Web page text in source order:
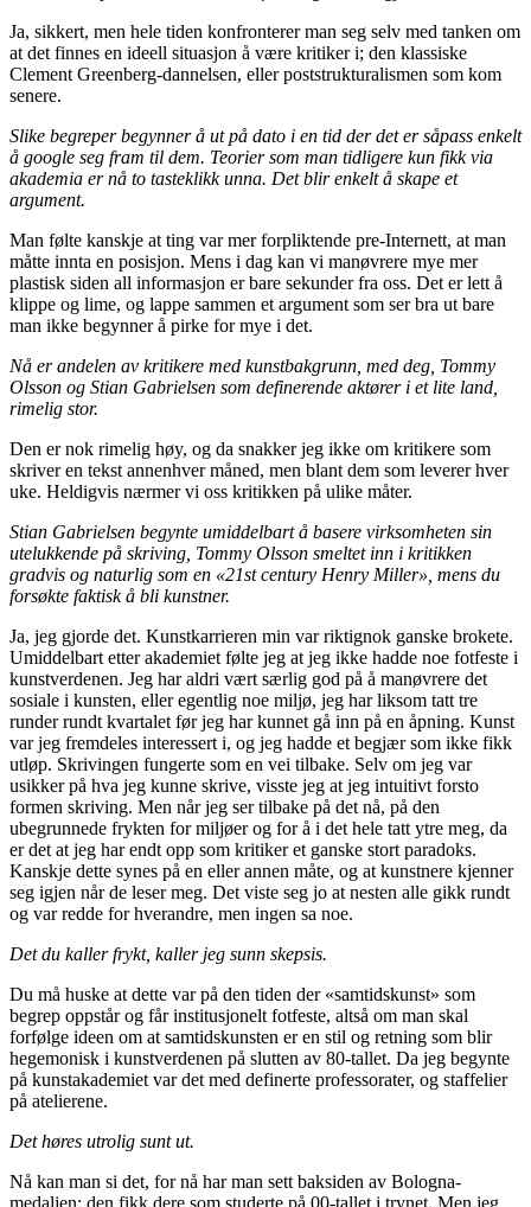
Ja, sikkert, men hele tiden konfronterer man seg selv med tanken om
at det finnes en ideell situasjon å være kritiker i; den klassiske
Clement Greenberg-dannelsen, eller poststrukturalismen som kom
senere.
Slike begreper begynner å ut på dato i en tid der det er såpass enkelt
å google seg fram til dem. Teorier som man tidligere kun fikk via
akademia er nå to tasteklikk unna. Det blir enkelt å skape et
argument.
Man følte kanskje at ting var mer forpliktende pre-Internett, at man
måtte innta en posisjon. Mens i dag kan vi manøvrere mye mer
plastisk siden all informasjon er bare sekunder fra oss. Det er lett å
klippe og lime, og lappe sammen et argument som ser bra ut bare
man ikke begynner å pirke for mye i det.
Nå er andelen av kritikere med kunstbakgrunn, med deg, Tommy
Olsson og Stian Gabrielsen som definerende aktører i et lite land,
rimelig stor.
Den er nok rimelig høy, og da snakker jeg ikke om kritikere som
skriver en tekst annenhver måned, men blant dem som leverer hver
uke. Heldigvis nærmer vi oss kritikken på ulike måter.
Stian Gabrielsen begynte umiddelbart å basere virksomheten sin
utelukkende på skriving, Tommy Olsson smeltet inn i kritikken
gradvis og naturlig som en «21st century Henry Miller», mens du
forsøkte faktisk å bli kunstner.
Ja, jeg gjorde det. Kunstkarrieren min var riktignok ganske brokete.
Umiddelbart etter akademiet følte jeg at jeg ikke hadde noe fotfeste i
kunstverdenen. Jeg har aldri vært særlig god på å manøvrere det
sosiale i kunsten, eller egentlig noe miljø, jeg har liksom tatt tre
runder rundt kvartalet før jeg har kunnet gå inn på en åpning. Kunst
var jeg fremdeles interessert i, og jeg hadde et begjær som ikke fikk
utløp. Skrivingen fungerte som en vei tilbake. Selv om jeg var
usikker på hva jeg kunne skrive, visste jeg at jeg intuitivt forsto
formen skriving. Men når jeg ser tilbake på det nå, på den
ubegrunnede frykten for miljøer og for å i det hele tatt ytre meg, da
er det at jeg har endt opp som kritiker et ganske stort paradoks.
Kanskje dette synes på en eller annen måte, og at kunstnere kjenner
seg igjen når de leser meg. Det viste seg jo at nesten alle gikk rundt
og var redde for hverandre, men ingen sa noe.
Det du kaller frykt, kaller jeg sunn skepsis.
Du må huske at dette var på den tiden der «samtidskunst» som
begrep oppstår og får institusjonelt fotfeste, altså om man skal
forfølge ideen om at samtidskunsten er en stil og retning som blir
hegemonisk i kunstverdenen på slutten av 80-tallet. Da jeg begynte
på kunstakademiet var det med definerte professorater, og staffelier
på atelierene.
Det høres utrolig sunt ut.
Nå kan man si det, for nå har man sett baksiden av Bologna-
medaljen; den fikk dere som studerte på 00-tallet i trynet. Men jeg